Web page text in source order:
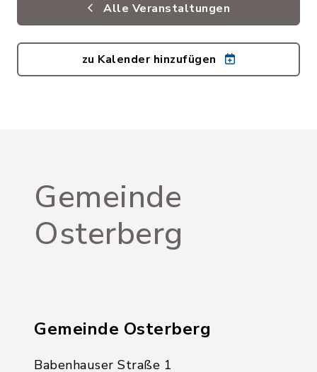
Alle Veranstaltungen
zu Kalender hinzufügen
Gemeinde
Osterberg
Gemeinde Osterberg
Babenhauser Straße 1